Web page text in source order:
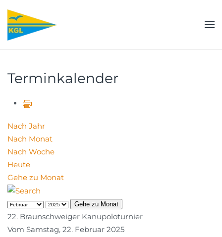
Zum Hauptinhalt springen
Terminkalender
Nach Jahr
Nach Monat
Nach Woche
Heute
Gehe zu Monat
Gehe zu Monat
22. Braunschweiger Kanupoloturnier
Vom Samstag, 22. Februar 2025